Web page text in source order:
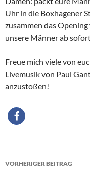
Uhr in die Boxhagener
zusammen das
unsere Männer ab
Freue mich viele von
Livemusik von Paul
anzustoßen!
VORHERIGER BEITRAG